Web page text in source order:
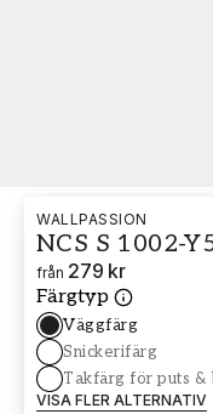
WALLPASSION
NCS S 1002-
från 279 kr
Färgtyp
Väggfärg
Snickerifärg
Takfärg för puts &
VISA FLER ALTERNATIV